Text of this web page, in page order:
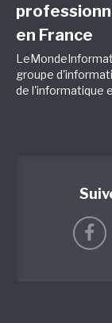
en France
groupe
de l'informatique